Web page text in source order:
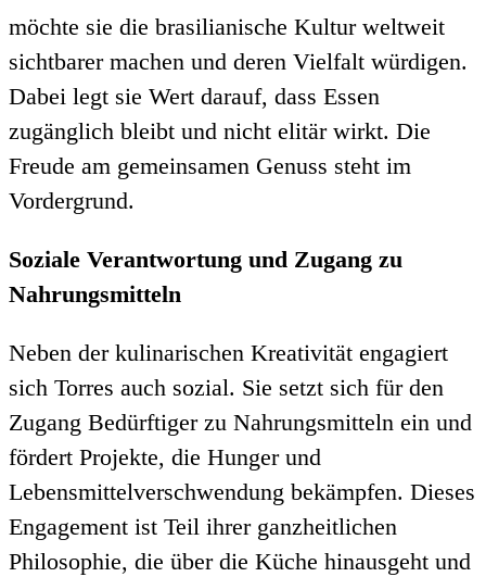
möchte sie die brasilianische Kultur weltweit
sichtbarer machen und deren Vielfalt würdigen.
Dabei legt sie Wert darauf, dass Essen
zugänglich bleibt und nicht elitär wirkt. Die
Freude am gemeinsamen Genuss steht im
Vordergrund.
Soziale Verantwortung und Zugang zu
Nahrungsmitteln
Neben der kulinarischen Kreativität engagiert
sich Torres auch sozial. Sie setzt sich für den
Zugang Bedürftiger zu Nahrungsmitteln ein und
fördert Projekte, die Hunger und
Lebensmittelverschwendung bekämpfen. Dieses
Engagement ist Teil ihrer ganzheitlichen
Philosophie, die über die Küche hinausgeht und